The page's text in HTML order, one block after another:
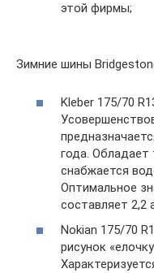
этой фирмы;
Зимние шины
Kleber 175/70
года. Обладает
снабжается
Оптимальное
составляет 2,2
Nokian 175/70
рисунок